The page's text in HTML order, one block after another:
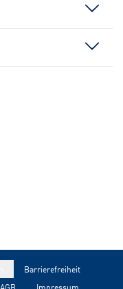
Barrierefreiheit
AGB Impressum